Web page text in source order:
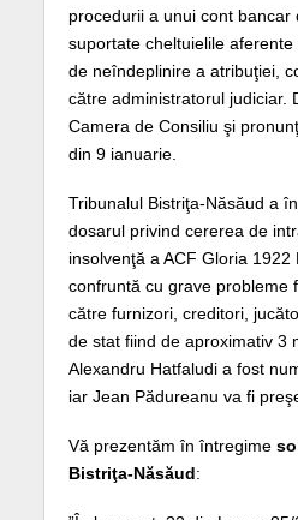
procedurii a unui cont bancar
suportate cheltuielile
de neîndeplinire a atribuţiei,
către administratorul judiciar.
Camera de Consiliu şi
din 9 ianuarie.
Tribunalul Bistriţa-Năsăud a
dosarul privind cererea de
insolvenţă a ACF Gloria 1922
confruntă cu grave probleme
către furnizori, creditori,
de stat fiind de aproximativ 3
Alexandru Hatfaludi a fost
iar Jean Pădureanu va fi
Vă prezentăm în întregime
Bistriţa-Năsăud: